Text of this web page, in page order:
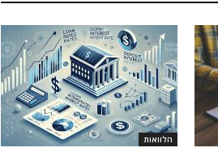
הלוואות